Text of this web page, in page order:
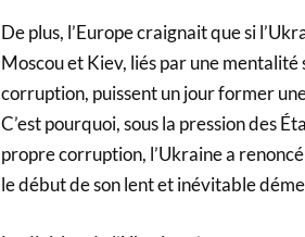
De plus, l’Europe craignait que si
Moscou et Kiev, liés par une
corruption, puissent un jour former
C’est pourquoi, sous la pression des
propre corruption, l’Ukraine a
le début de son lent et inévitable